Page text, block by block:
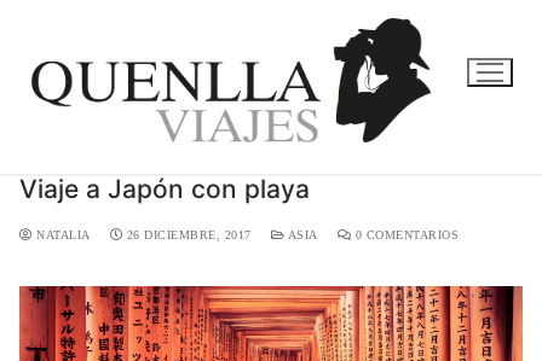
Viaje a Japón con playa
NATALIA 26 DICIEMBRE, 2017 ASIA 0 COMENTARIOS